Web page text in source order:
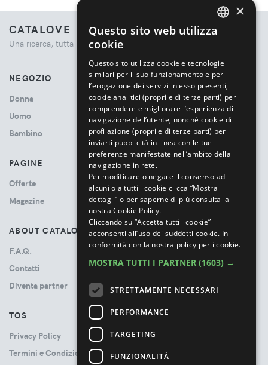
CATALOVE
Una ricerca, tutta la moda.
NEGOZIO
Donna
Uomo
Bambino
PAGINE
Offerte
Magazine
ABOUT CATALOVE
F.A.Q.
Contatti
Diventa partner
TOS
Privacy Policy
Termini e Condizioni
×
Questo sito web utilizza
cookie
Questo sito utilizza cookie e tecnologie
similari per il suo funzionamento e per
l’erogazione dei servizi in esso presenti,
cookie analitici (propri e di terze parti) per
comprendere e migliorare l’esperienza di
navigazione dell’utente, nonché cookie di
profilazione (propri e di terze parti) per
inviarti pubblicità in linea con le tue
preferenze manifestate nell’ambito della
navigazione in rete.
Per modificare o negare il consenso ad
alcuni o a tutti i cookie clicca “Mostra
dettagli” o per saperne di più consulta la
nostra Cookie Policy.
Cliccando su “Accetta tutti i cookie”
acconsenti all’uso dei suddetti cookie. In
conformità con la nostra policy per i cookie.
MOSTRA TUTTI I PARTNER (1603) →
STRETTAMENTE NECESSARI
PERFORMANCE
TARGETING
FUNZIONALITÀ